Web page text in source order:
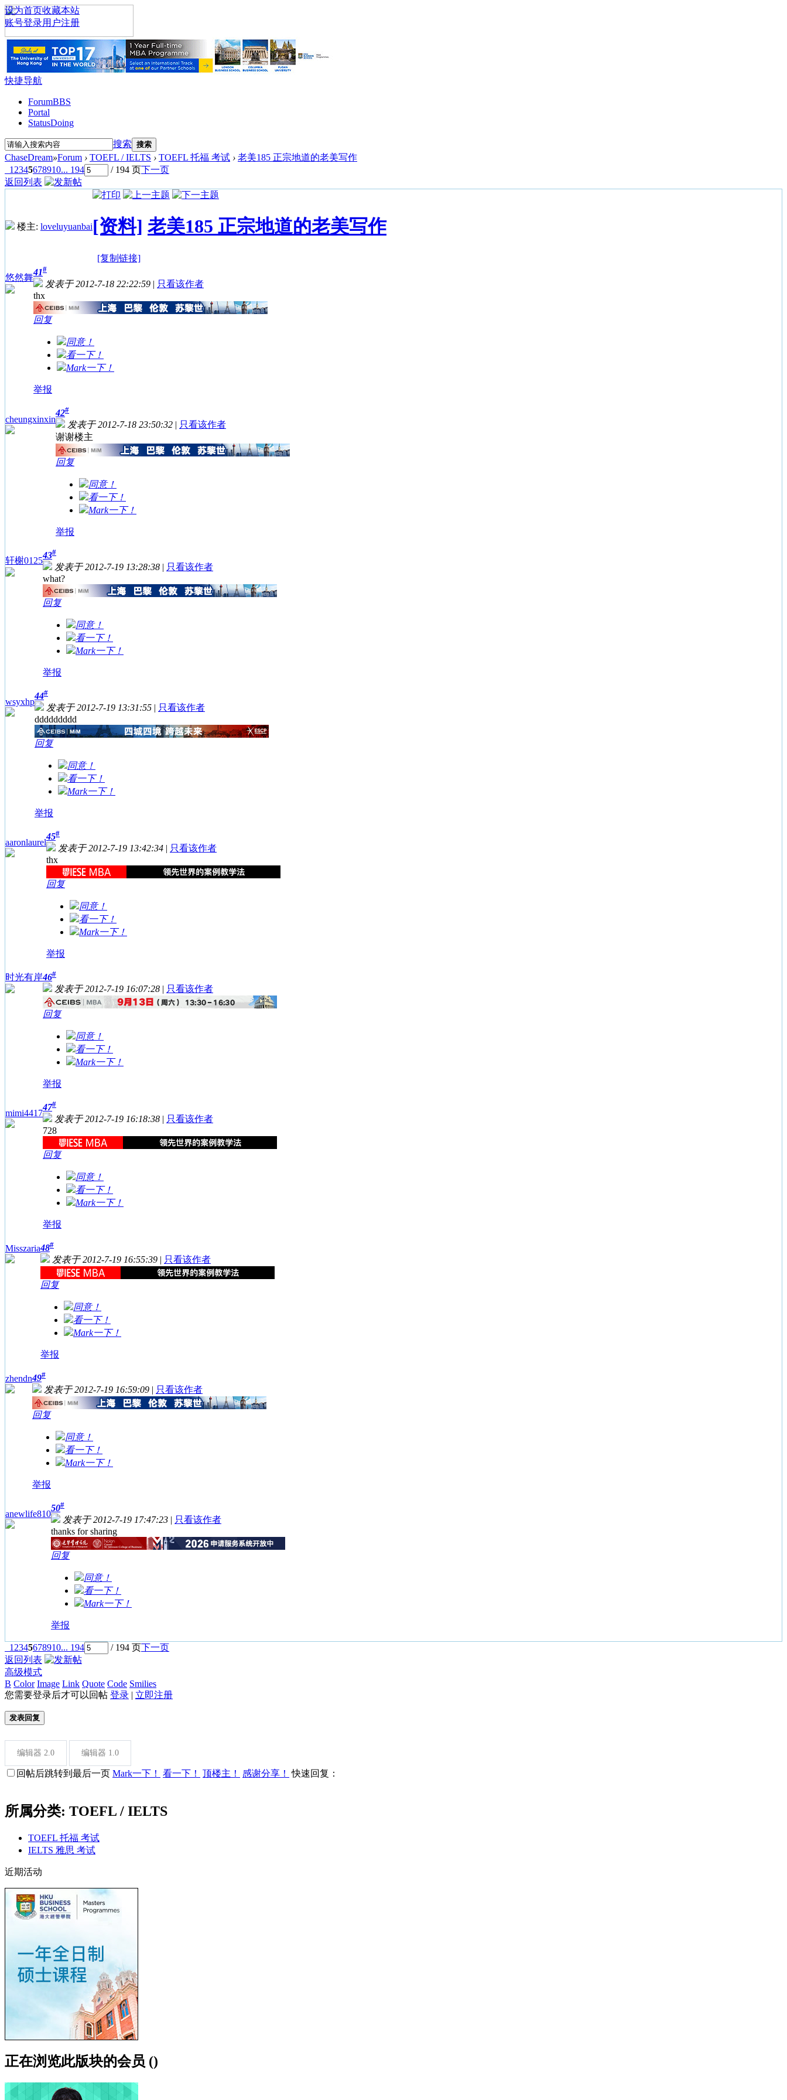
设为首页收藏本站
账号登录用户注册
快捷导航
ForumBBS
Portal
StatusDoing
搜索 搜索
ChaseDream»Forum › TOEFL / IELTS › TOEFL 托福 考试 › 老美185 正宗地道的老美写作
1 2345678910... 194 / 194 页下一页
返回列表
楼主: loveluyuanbai[资料] 老美185 正宗地道的老美写作
[复制链接]
悠然舞
41#
发表于 2012-7-18 22:22:59 | 只看该作者
thx
回复
同意！
看一下！
Mark一下！
举报
cheungxinxin
42#
发表于 2012-7-18 23:50:32 | 只看该作者
谢谢楼主
回复
同意！
看一下！
Mark一下！
举报
轩榭0125
43#
发表于 2012-7-19 13:28:38 | 只看该作者
what?
回复
同意！
看一下！
Mark一下！
举报
wsyxhp
44#
发表于 2012-7-19 13:31:55 | 只看该作者
ddddddddd
回复
同意！
看一下！
Mark一下！
举报
aaronlaurel
45#
发表于 2012-7-19 13:42:34 | 只看该作者
thx
回复
同意！
看一下！
Mark一下！
举报
时光有岸46#
发表于 2012-7-19 16:07:28 | 只看该作者
回复
同意！
看一下！
Mark一下！
举报
mimi4417
47#
发表于 2012-7-19 16:18:38 | 只看该作者
728
回复
同意！
看一下！
Mark一下！
举报
Misszaria48#
发表于 2012-7-19 16:55:39 | 只看该作者
回复
同意！
看一下！
Mark一下！
举报
zhendn49#
发表于 2012-7-19 16:59:09 | 只看该作者
回复
同意！
看一下！
Mark一下！
举报
anewlife810
50#
发表于 2012-7-19 17:47:23 | 只看该作者
thanks for sharing
回复
同意！
看一下！
Mark一下！
举报
1 2345678910... 194 / 194 页下一页
返回列表
高级模式
B Color Image Link Quote Code Smilies
您需要登录后才可以回帖 登录 | 立即注册
发表回复
编辑器 2.0 编辑器 1.0
回帖后跳转到最后一页 Mark一下！ 看一下！ 顶楼主！ 感谢分享！ 快速回复：
所属分类: TOEFL / IELTS
TOEFL 托福 考试
IELTS 雅思 考试
近期活动
正在浏览此版块的会员 ()